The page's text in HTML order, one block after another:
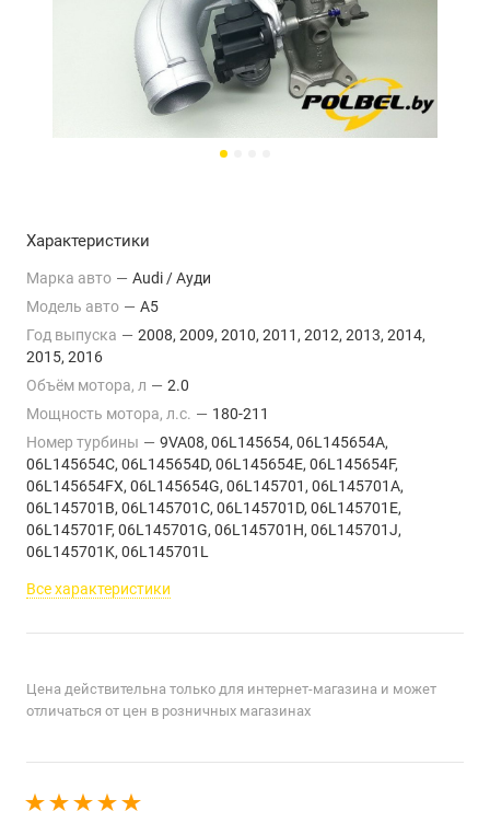
Характеристики
Марка авто — Audi / Ауди
Модель авто — A5
Год выпуска — 2008, 2009, 2010, 2011, 2012, 2013, 2014,
2015, 2016
Объём мотора, л — 2.0
Мощность мотора, л.с. — 180-211
Номер турбины — 9VA08, 06L145654, 06L145654A,
06L145654C, 06L145654D, 06L145654E, 06L145654F,
06L145654FX, 06L145654G, 06L145701, 06L145701A,
06L145701B, 06L145701C, 06L145701D, 06L145701E,
06L145701F, 06L145701G, 06L145701H, 06L145701J,
06L145701K, 06L145701L
Все характеристики
Цена действительна только для интернет-магазина и может
отличаться от цен в розничных магазинах